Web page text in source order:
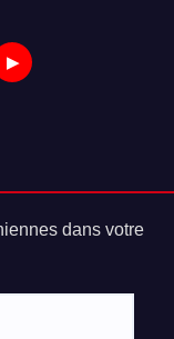
▶
dans votre